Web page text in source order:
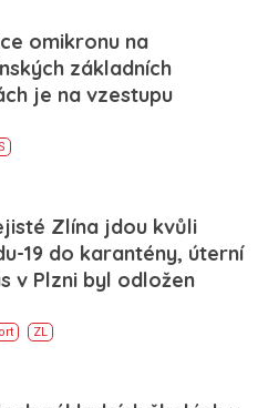
omikronu na
základních
je na vzestupu
Zlína jdou kvůli
19 do karantény, úterní
v Plzni byl odložen
ZL